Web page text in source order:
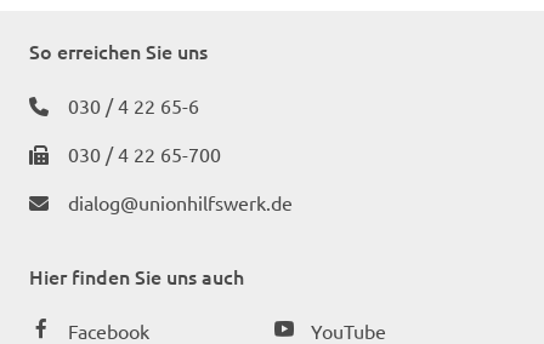
So erreichen Sie uns
030 / 4 22 65-6
030 / 4 22 65-700
dialog@unionhilfswerk.de
Hier finden Sie uns auch
Facebook
YouTube